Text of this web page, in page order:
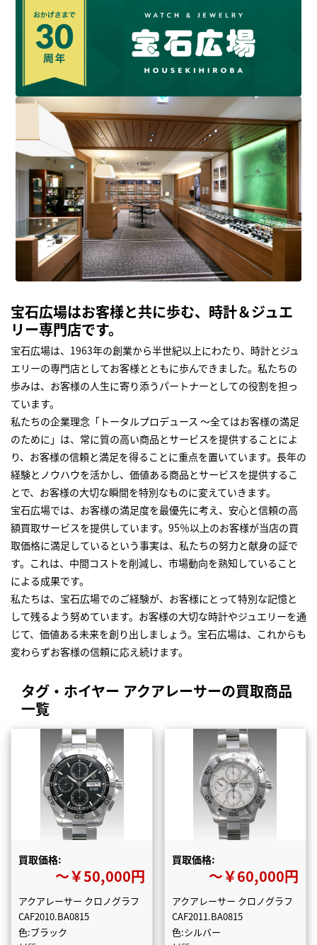
宝石広場はお客様と共に歩む、時計＆ジュエ
リー専門店です。
宝石広場は、1963年の創業から半世紀以上にわたり、時計とジュ
エリーの専門店としてお客様とともに歩んできました。私たちの
歩みは、お客様の人生に寄り添うパートナーとしての役割を担っ
ています。
私たちの企業理念「トータルプロデュース ～全てはお客様の満足
のために」は、常に質の高い商品とサービスを提供することによ
り、お客様の信頼と満足を得ることに重点を置いています。長年の
経験とノウハウを活かし、価値ある商品とサービスを提供するこ
とで、お客様の大切な瞬間を特別なものに変えていきます。
宝石広場では、お客様の満足度を最優先に考え、安心と信頼の高
額買取サービスを提供しています。95％以上のお客様が当店の買
取価格に満足しているという事実は、私たちの努力と献身の証で
す。これは、中間コストを削減し、市場動向を熟知していること
による成果です。
私たちは、宝石広場でのご経験が、お客様にとって特別な記憶と
して残るよう努めています。お客様の大切な時計やジュエリーを通
じて、価値ある未来を創り出しましょう。宝石広場は、これからも
変わらずお客様の信頼に応え続けます。
タグ・ホイヤー アクアレーサーの買取商品
一覧
買取価格:
〜￥50,000円
アクアレーサー クロノグラフ
CAF2010.BA0815
色:ブラック
買取価格:
〜￥60,000円
アクアレーサー クロノグラフ
CAF2011.BA0815
色:シルバー